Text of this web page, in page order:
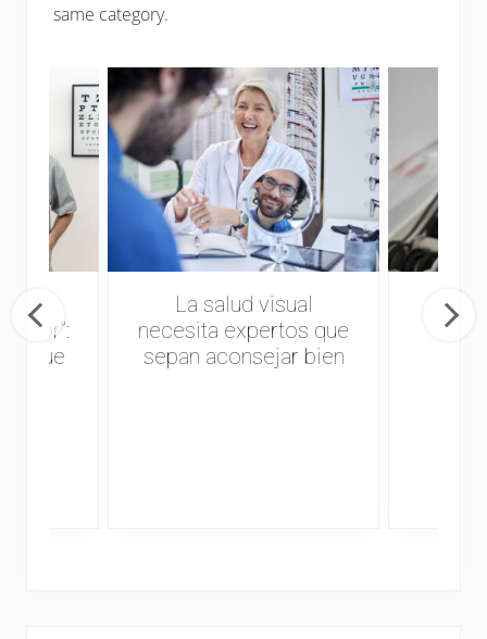
same category.
que
La salud visual
necesita expertos que
sepan aconsejar bien